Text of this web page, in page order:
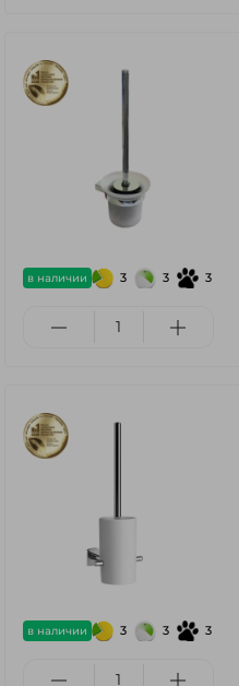
в наличии 3 3 3
в наличии 3 3 3